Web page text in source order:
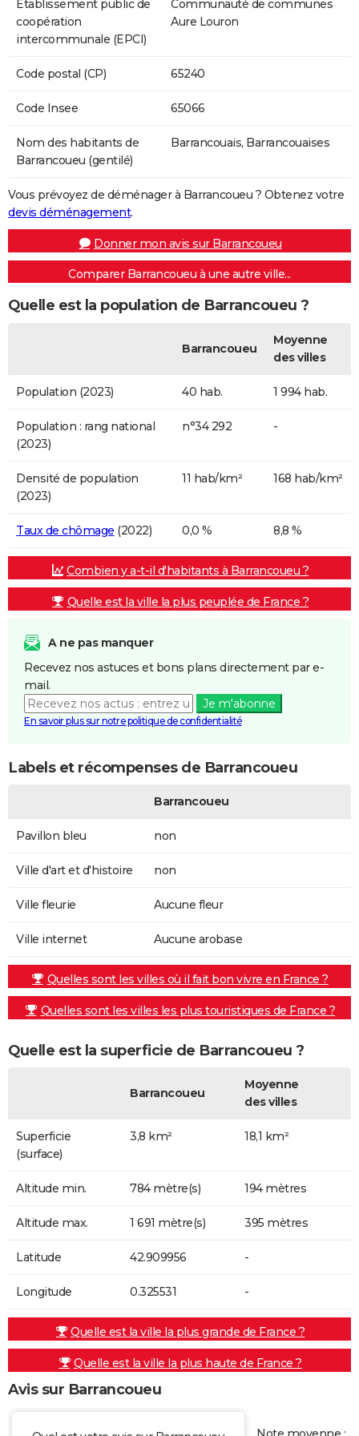
Etablissement public de
coopération
intercommunale (EPCI)
Communauté de communes
Aure Louron
Code postal (CP) 65240
Code Insee 65066
Nom des habitants de
Barrancoueu (gentilé)
Barrancouais, Barrancouaises
Vous prévoyez de déménager à Barrancoueu ? Obtenez votre
devis déménagement.
Donner mon avis sur Barrancoueu
Comparer Barrancoueu à une autre ville...
Quelle est la population de Barrancoueu ?
Barrancoueu
Moyenne
des villes
Population (2023) 40 hab. 1 994 hab.
Population : rang national
(2023)
n°34 292 -
Densité de population
(2023)
11 hab/km² 168 hab/km²
Taux de chômage (2022) 0,0 % 8,8 %
Combien y a-t-il d'habitants à Barrancoueu ?
Quelle est la ville la plus peuplée de France ?
A ne pas manquer
Recevez nos astuces et bons plans directement par e-
mail.
Je m'abonne
En savoir plus sur notre politique de confidentialité
Labels et récompenses de Barrancoueu
Barrancoueu
Pavillon bleu non
Ville d'art et d'histoire non
Ville fleurie Aucune fleur
Ville internet Aucune arobase
Quelles sont les villes où il fait bon vivre en France ?
Quelles sont les villes les plus touristiques de France ?
Quelle est la superficie de Barrancoueu ?
Barrancoueu
Moyenne
des villes
Superficie
(surface)
3,8 km² 18,1 km²
Altitude min. 784 mètre(s) 194 mètres
Altitude max. 1 691 mètre(s) 395 mètres
Latitude 42.909956 -
Longitude 0.325531 -
Quelle est la ville la plus grande de France ?
Quelle est la ville la plus haute de France ?
Avis sur Barrancoueu